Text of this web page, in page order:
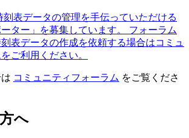
刻表データの管理を手伝っていただける
ター」を募集しています。
フォーラム
表データの作成を依頼する場合はコミュ
ご利用ください。
コミュニティフォーラム をご覧くださ
へ